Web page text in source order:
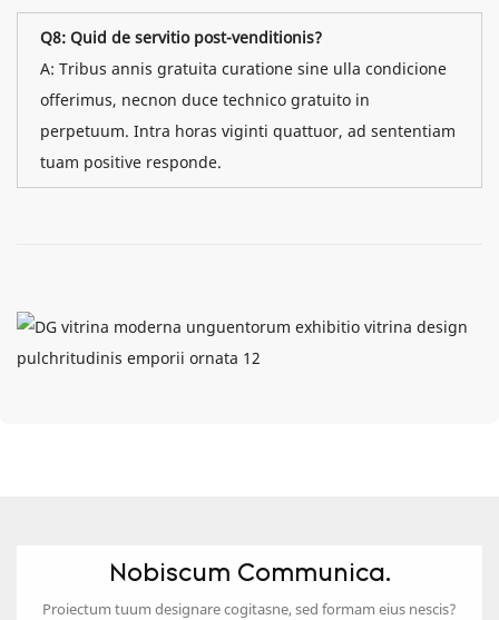
Q8: Quid de servitio post-venditionis?
A: Tribus annis gratuita curatione sine ulla condicione
offerimus, necnon duce technico gratuito in
perpetuum. Intra horas viginti quattuor, ad sententiam
tuam positive responde.
Nobiscum Communica.
Proiectum tuum designare cogitasne, sed formam eius nescis?